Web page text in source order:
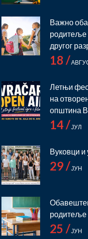
Важно
родитеље
другог
18 /
Летњи
на
општина
14 /ЈУЛ
Вуковци и
29 /ЈУН
родитеље
25 /ЈУН